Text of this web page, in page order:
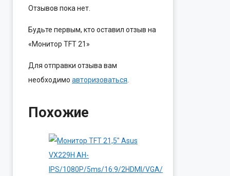
Отзывов пока нет.
Будьте первым, кто оставил отзыв на
«Монитор TFT 21»
Для отправки отзыва вам
необходимо авторизоваться
Похожие